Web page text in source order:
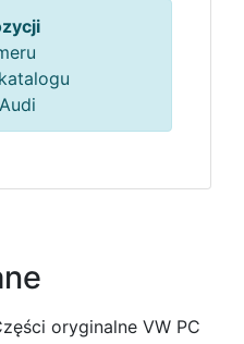
oryginalne VW PC